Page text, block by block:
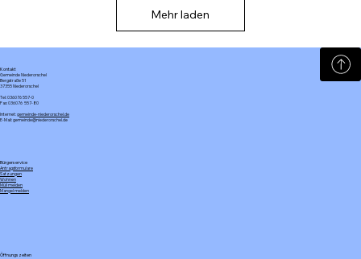
Mehr laden
Kontakt
Gemeinde Niederorschel
Bergstraße 51
37355 Niederorschel
Tel: 036076 557-0
Fax: 036076 557-80
Internet:gemeinde-niederorschel.de
E-Mail: gemeinde@niederorschel.de
Bürgerservice
Antragsformulare
Satzungen
Wohnen
Müll melden
Mangel melden
Öffnungszeiten